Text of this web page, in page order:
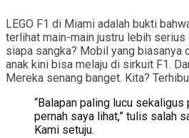
LEGO F1 di Miami adalah bukti
terlihat main-main justru lebih serius
siapa sangka? Mobil yang biasanya
anak kini bisa melaju di sirkuit F1.
Mereka senang banget. Kita?
“Balapan paling lucu sekaligus
pernah saya lihat,” tulis salah
Kami setuju.